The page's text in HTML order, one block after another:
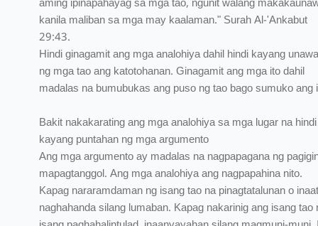
kanila maliban sa mga may kaalaman." Surah Al-'Ankabut
29:43.
Hindi ginagamit ang mga analohiya dahil hindi kayang
ng mga tao ang katotohanan. Ginagamit ang mga ito dahil
madalas na bumubukas ang puso ng tao bago sumuko ang
Bakit nakakarating ang mga analohiya sa mga lugar na hindi
kayang puntahan ng mga argumento
Ang mga argumento ay madalas na nagpapagana ng
mapagtanggol. Ang mga analohiya ang nagpapahina nito.
Kapag nararamdaman ng isang tao na pinagtatalunan o
naghahanda silang lumaban. Kapag nakarinig ang isang tao